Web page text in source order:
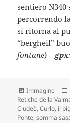
sentiero
percorrendo
si ritorna al
“bergheil”
fontane) –gpx:
Formato
Immagine
Retiche della
Ciudeè,Curlo, il
Ponte,somma